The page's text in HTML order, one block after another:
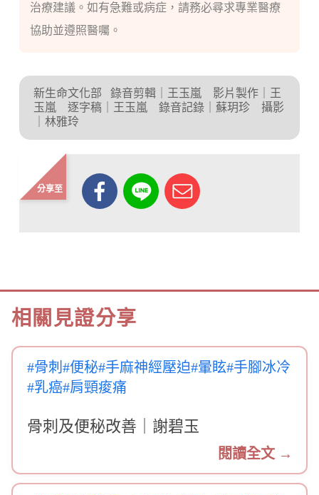
治療建議。如有急難或病症，請務必尋求專業醫療
協助並遵照醫囑。
新生命文化部
錄音剪輯｜王玉嵐 影片製作｜王
玉嵐 逐字稿｜王玉嵐 錄音記錄｜蘇玥珍 攝影
｜林雅玲
分享至
相關見證分享
#骨刺 #便秘#手麻神經壓迫#暈眩#手腳冰冷
#乳癌#肩頸痠痛
骨刺及便秘改善｜謝碧玉
閱讀全文 →